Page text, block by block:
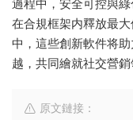
過程中，安全可控與
在合規框架内釋放最
中，這些創新軟件将助
越，共同繪就社交營銷
原文鏈接：